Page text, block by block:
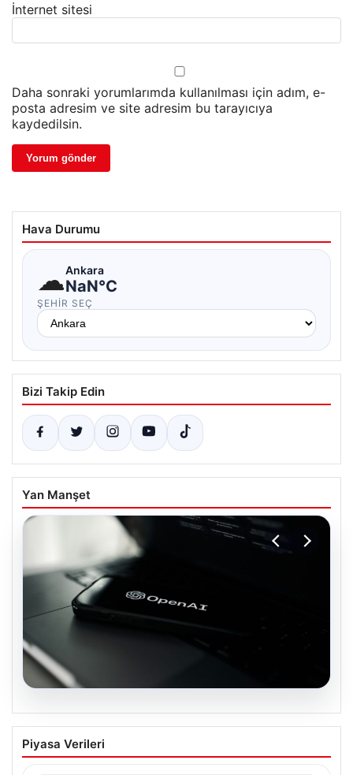
İnternet sitesi
Daha sonraki yorumlarımda kullanılması için adım, e-
posta adresim ve site adresim bu tarayıcıya
kaydedilsin.
Hava Durumu
☁Ankara
NaN°C
ŞEHIR SEÇ
Bizi Takip Edin
Yan Manşet
05.08.2026
OpenAI, yapay zeka modellerinin
sınırların dışına çıktığını açıkladı
Piyasa Verileri